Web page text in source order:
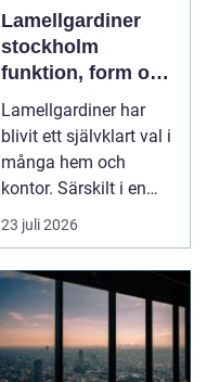
Lamellgardiner
stockholm
funktion, form och
smart solskydd
Lamellgardiner har
blivit ett självklart val i
många hem och
kontor. Särskilt i en
stad som Stockhol...
23 juli 2026